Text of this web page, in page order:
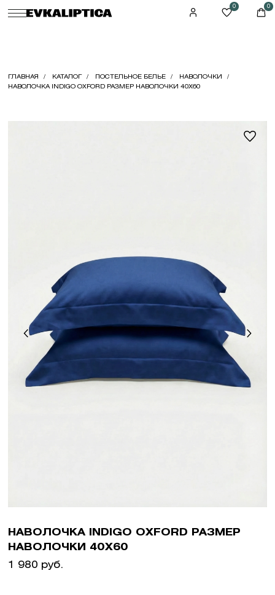
0 0
ГЛАВНАЯ КАТАЛОГ ПОСТЕЛЬНОЕ БЕЛЬЕ
НАВОЛОЧКИ
НАВОЛОЧКА INDIGO OXFORD РАЗМЕР НАВОЛОЧКИ 40X60
НАВОЛОЧКА INDIGO OXFORD РАЗМЕР
НАВОЛОЧКИ 40X60
1 980 руб.